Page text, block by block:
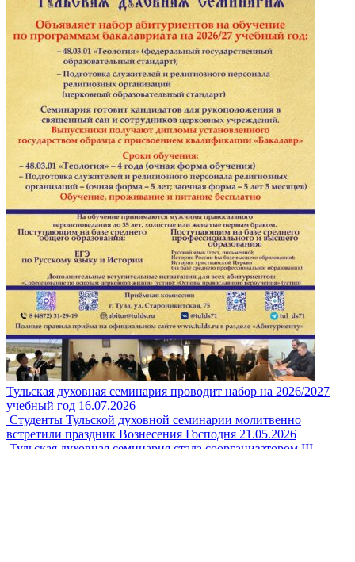
Тульская духовная семинария проводит набор на 2026/2027
учебный год 16.07.2026
Студенты Тульской духовной семинарии молитвенно
встретили праздник Вознесения Господня 21.05.2026
Тульская духовная семинария стала соорганизатором III